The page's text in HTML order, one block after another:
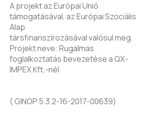
A projekt az Európai Unió
támogatásával, az Európai Szociális
Alap
​társfinanszírozásával valósul meg.
​Projekt neve: Rugalmas
foglalkoztatás bevezetése a QX-
IMPEX Kft.-nél
( GINOP 5.3.2-16-2017-00639)